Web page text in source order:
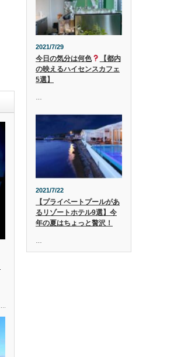
2021/7/29
今日の気分は何色
【都内
の映えるハイセンスカフェ
5選】
2021/7/22
【プライベートプールがあ
るリゾートホテル9選】今
年の夏はちょっと贅沢！